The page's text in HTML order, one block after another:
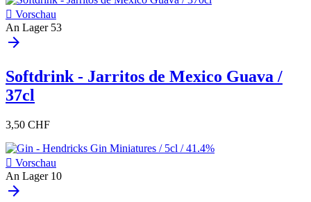
 Vorschau
An Lager 53
arrow_forward
Softdrink - Jarritos de Mexico Guava /
37cl
3,50 CHF
 Vorschau
An Lager 10
arrow_forward